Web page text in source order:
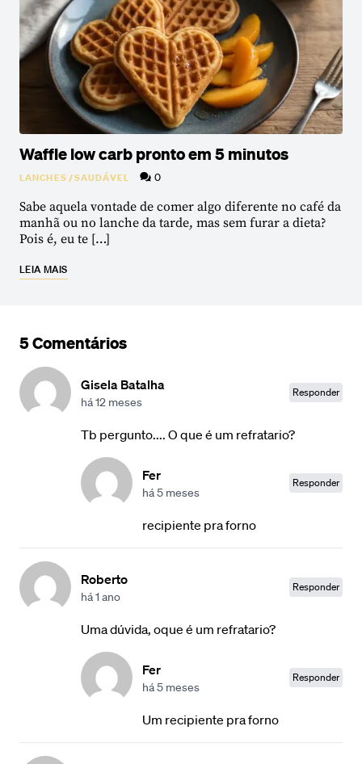
Waffle low carb pronto em 5 minutos
LANCHES/SAUDÁVEL 0
Sabe aquela vontade de comer algo diferente no café da
manhã ou no lanche da tarde, mas sem furar a dieta?
Pois é, eu te […]
LEIA MAIS
5 Comentários
Gisela Batalha
há 12 meses
Responder
Tb pergunto.... O que é um refratario?
Fer
há 5 meses
Responder
recipiente pra forno
Roberto
há 1 ano
Responder
Uma dúvida, oque é um refratario?
Fer
há 5 meses
Responder
Um recipiente pra forno